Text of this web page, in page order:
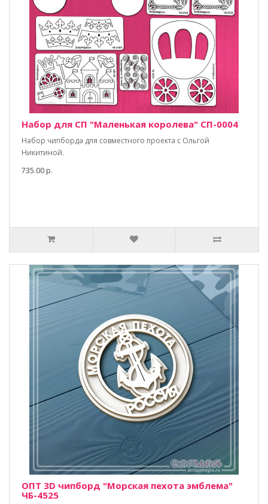
Набор для СП "Маленькая королева" СП-0004
Набор чипборда для совместного проекта с Ольгой
Никитиной.
735.00 р.
ОПТ 3D чипборд "Морская пехота эмблема"
ЧБ-4525